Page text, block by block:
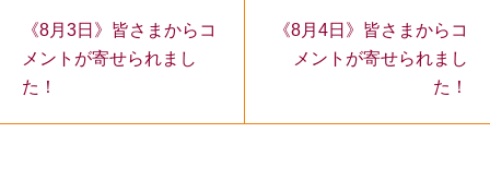
《8月3日》皆さまからコ
メントが寄せられまし
た！
《8月4日》皆さまからコ
メントが寄せられまし
た！